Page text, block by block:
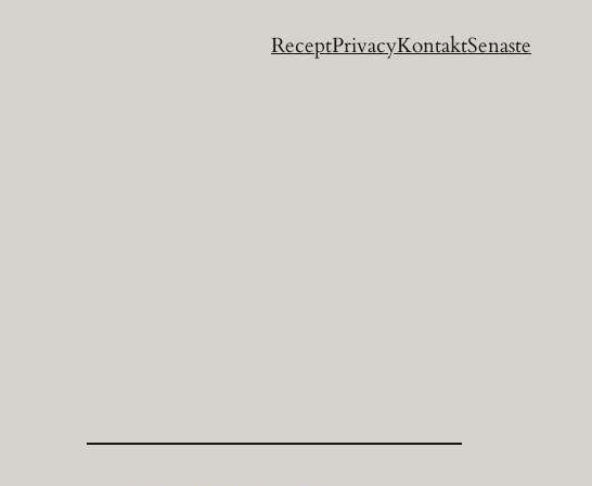
ReceptPrivacyKontaktSenaste